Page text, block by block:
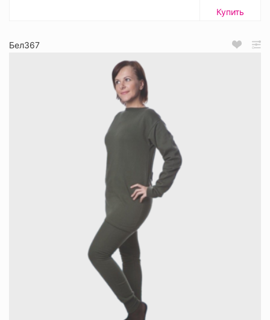
Купить
Бел367